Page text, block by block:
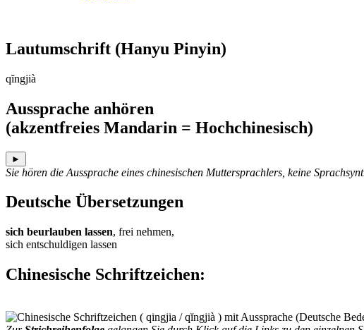
Lautumschrift (Hanyu Pinyin)
qĭngjià
Aussprache anhören
(akzentfreies Mandarin = Hochchinesisch)
►
Sie hören die Aussprache eines chinesischen Muttersprachlers, keine
Deutsche Übersetzungen
sich beurlauben lassen, frei nehmen,
sich entschuldigen lassen
Chinesische Schriftzeichen: